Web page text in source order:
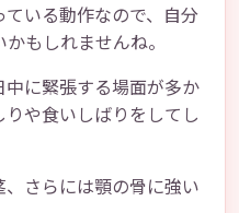
いる動作なので、自分
もしれませんね。
に緊張する場面が多か
や食いしばりをしてし
さらには顎の骨に強い